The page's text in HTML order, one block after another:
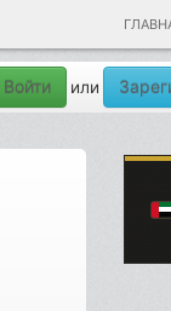
Войти или